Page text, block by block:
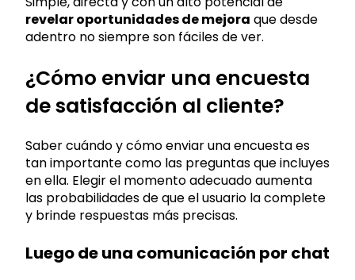
revelar oportunidades de mejora que desde
adentro no siempre son fáciles de ver.
¿Cómo enviar una encuesta
de satisfacción al cliente?
Saber cuándo y cómo enviar una encuesta es
tan importante como las preguntas que incluyes
en ella. Elegir el momento adecuado aumenta
las probabilidades de que el usuario la complete
y brinde respuestas más precisas.
Luego de una comunicación por chat